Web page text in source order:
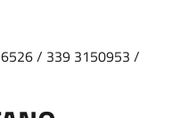
/ 339 3150953 /